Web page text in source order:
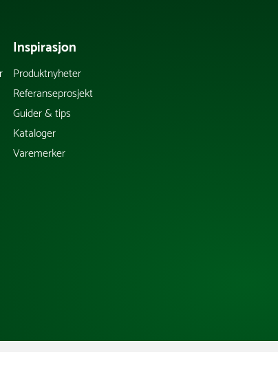
Inspirasjon
Produktnyheter
Referanseprosjekt
Guider & tips
Kataloger
Varemerker